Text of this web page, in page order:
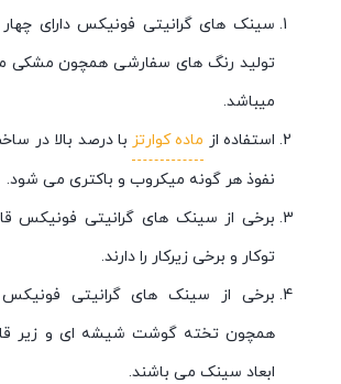
سینک های گرانیتی فونیکس دارای
تولید رنگ های سفارشی همچون مشکی
میباشد.
استفاده از ماده کوارتز با درصد بالا در
نفوذ هر گونه میکروب و باکتری می شود.
برخی از سینک های گرانیتی فونیکس
توکار و برخی زیرکار را دارند.
برخی از سینک های گرانیتی فونیکس
همچون تخته گوشت شیشه ای و زیر
ابعاد سینک می باشند.